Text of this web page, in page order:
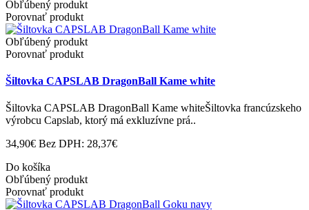
Obľúbený produkt
Porovnať produkt
Obľúbený produkt
Porovnať produkt
Šiltovka CAPSLAB DragonBall Kame white
Šiltovka CAPSLAB DragonBall Kame whiteŠiltovka francúzskeho
výrobcu Capslab, ktorý má exkluzívne prá..
34,90€ Bez DPH: 28,37€
Do košíka
Obľúbený produkt
Porovnať produkt